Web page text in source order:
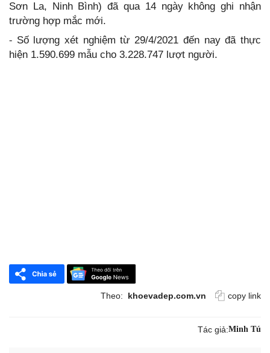
Sơn La, Ninh Bình) đã qua 14 ngày không ghi nhận
trường hợp mắc mới.
⁃ Số lượng xét nghiệm từ 29/4/2021 đến nay đã thực
hiện 1.590.699 mẫu cho 3.228.747 lượt người.
Theo: khoevadep.com.vn copy link
Tác giả:Minh Tú